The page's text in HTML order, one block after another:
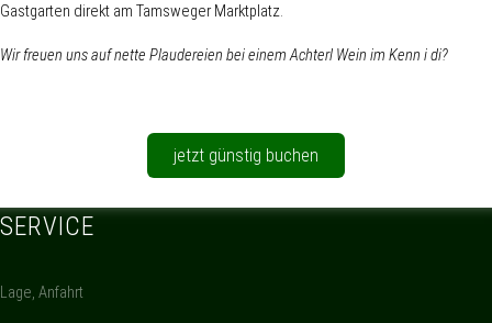
Gastgarten direkt am Tamsweger Marktplatz.
Wir freuen uns auf nette Plaudereien bei einem Achterl Wein im Kenn i di?
jetzt günstig buchen
SERVICE
Lage, Anfahrt